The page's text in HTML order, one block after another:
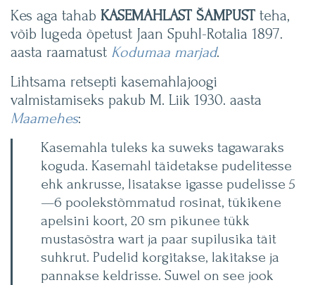
Kes aga tahab KASEMAHLAST ŠAMPUST teha,
võib lugeda õpetust Jaan Spuhl-Rotalia 1897.
aasta raamatust Kodumaa marjad.
Lihtsama retsepti kasemahlajoogi
valmistamiseks pakub M. Liik 1930. aasta
Maamehes:
Kasemahla tuleks ka suweks tagawaraks
koguda. Kasemahl täidetakse pudelitesse
ehk ankrusse, lisatakse igasse pudelisse 5
—6 poolekstõmmatud rosinat, tükikene
apelsini koort, 20 sm pikunee tükk
mustasõstra wart ja paar supilusika täit
suhkrut. Pudelid korgitakse, lakitakse ja
pannakse keldrisse. Suwel on see jook